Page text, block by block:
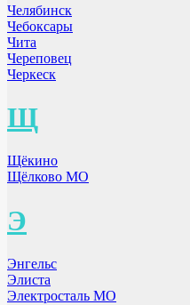
Челябинск
Чебоксары
Чита
Череповец
Черкеск
Щ
Щёкино
Щёлково МО
Э
Энгельс
Элиста
Электросталь МО